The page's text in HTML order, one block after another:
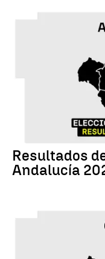
Resultados
Andalucía